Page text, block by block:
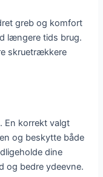
greb og komfort
længere tids brug.
skruetrækkere
En korrekt valgt
og beskytte både
dine
og bedre ydeevne.